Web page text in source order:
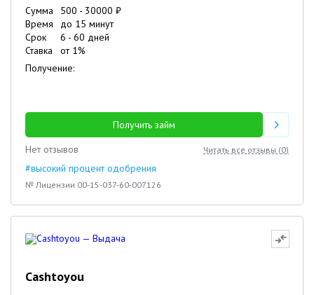
Сумма 500 - 30000 ₽
Время
до 15 минут
Срок
6 - 60 дней
Ставка
от 1%
Получение:
Получить займ
Нет отзывов
Читать все отзывы (0)
#высокий процент одобрения
№ Лицензии 00-15-037-60-007126
Cashtoyou